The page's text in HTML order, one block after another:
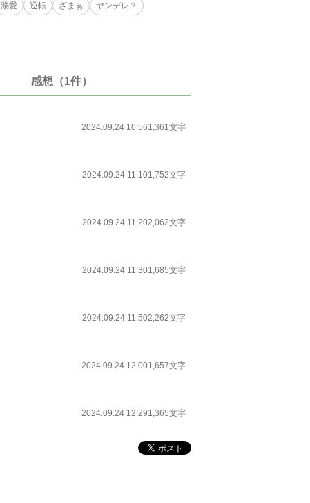
溺愛 逆転 ざまぁ
ヤンデレ？
感想（1件）
2024.09.24 10:561,361文字
2024.09.24 11:101,752文字
2024.09.24 11:202,062文字
2024.09.24 11:301,685文字
2024.09.24 11:502,262文字
2024.09.24 12:001,657文字
2024.09.24 12:291,365文字